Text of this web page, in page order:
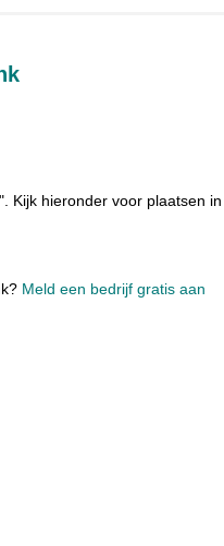
Kijk hieronder voor plaatsen
Meld een bedrijf gratis aan